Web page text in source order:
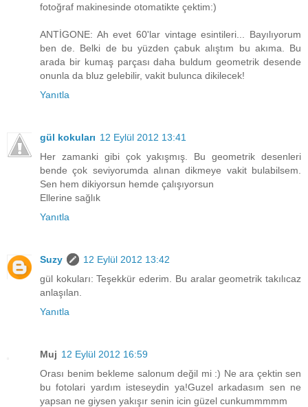
fotoğraf makinesinde otomatikte çektim:)
ANTİGONE: Ah evet 60'lar vintage esintileri... Bayılıyorum
ben de. Belki de bu yüzden çabuk alıştım bu akıma. Bu
arada bir kumaş parçası daha buldum geometrik desende
onunla da bluz gelebilir, vakit bulunca dikilecek!
Yanıtla
gül kokuları 12 Eylül 2012 13:41
Her zamanki gibi çok yakışmış. Bu geometrik desenleri
bende çok seviyorumda alınan dikmeye vakit bulabilsem.
Sen hem dikiyorsun hemde çalışıyorsun
Ellerine sağlık
Yanıtla
Suzy
12 Eylül 2012 13:42
gül kokuları: Teşekkür ederim. Bu aralar geometrik takılıcaz
anlaşılan.
Yanıtla
Muj 12 Eylül 2012 16:59
Orası benim bekleme salonum değil mi :) Ne ara çektin sen
bu fotolari yardım isteseydin ya!Guzel arkadasım sen ne
yapsan ne giysen yakışır senin icin güzel cunkummmmm